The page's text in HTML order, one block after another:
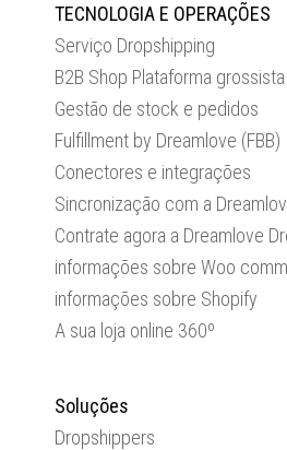
TECNOLOGIA E OPERAÇÕES
Serviço Dropshipping
B2B Shop Plataforma grossista
Gestão de stock e pedidos
Fulfillment by Dreamlove (FBB)
Conectores e integrações
Sincronização com a
Contrate agora a Dreamlove
informações sobre Woo
informações sobre Shopify
A sua loja online 360º
Soluções
Dropshippers